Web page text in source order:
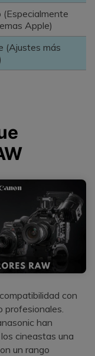
(Especialmente
Apple)
(Ajustes más
con
profesionales.
han
cineastas una
un rango